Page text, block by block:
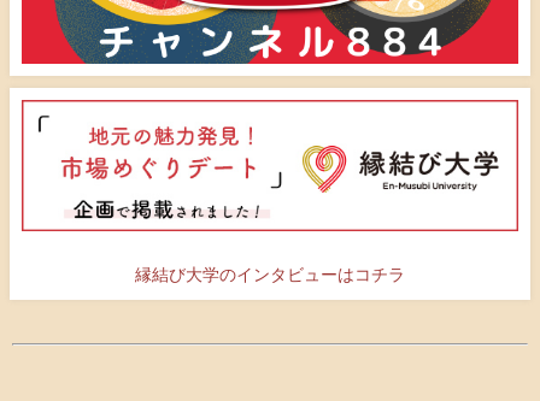
縁結び大学のインタビューはコチラ